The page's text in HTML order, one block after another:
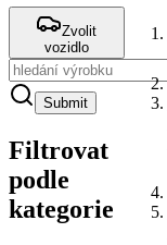
Zvolit
vozidlo
Submit
Filtrovat
podle
kategorie